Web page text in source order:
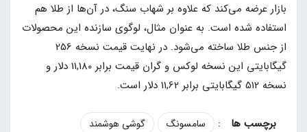
بازار عرضه می‌کند که علاوه بر شهاب سنگ، در آن‌ها از طلا هم
استفاده شده است. به عنوان مثال، لوگوی سازنده این محصولات
از جنس طلا ساخته می‌شود. در نهایت قیمت نسخه 256
گیگابایتی این نسخه لوکس و گران‌ قیمت برابر 11,180 دلار و
نسخه 512 گیگابایتی برابر 11,62 دلار است.
: سامسونگ گوشی هوشمند